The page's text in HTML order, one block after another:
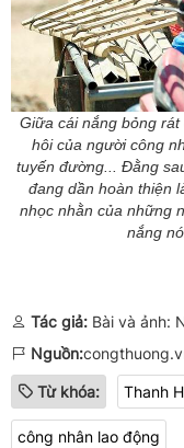
Giữa cái nắng bỏng
hôi của người công
tuyến đường... Đằng
đang dần hoàn thiện
nhọc nhằn của những
nắng
Tác giả: Bài và ảnh:
Nguồn:
Từ khóa: Thanh
công nhân lao động